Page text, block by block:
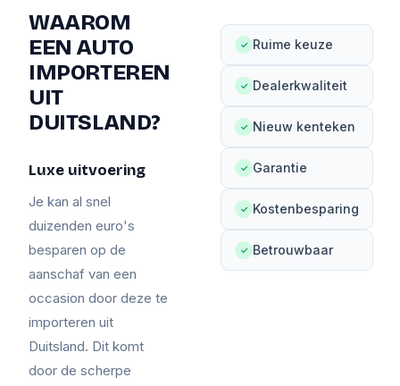
WAAROM
EEN AUTO
IMPORTEREN
UIT
DUITSLAND?
Luxe uitvoering
Je kan al snel
duizenden euro's
besparen op de
aanschaf van een
occasion door deze te
importeren uit
Duitsland. Dit komt
door de scherpe
✓ Ruime keuze
✓ Dealerkwaliteit
✓ Nieuw kenteken
✓ Garantie
✓ Kostenbesparing
✓ Betrouwbaar